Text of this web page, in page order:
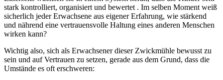
stark kontrolliert, organisiert und bewertet . Im selben Moment weiß
sicherlich jeder Erwachsene aus eigener Erfahrung, wie stärkend
und nährend eine vertrauensvolle Haltung eines anderen Menschen
wirken kann?
Wichtig also, sich als Erwachsener dieser Zwickmühle bewusst zu
sein und auf Vertrauen zu setzen, gerade aus dem Grund, dass die
Umstände es oft erschweren: